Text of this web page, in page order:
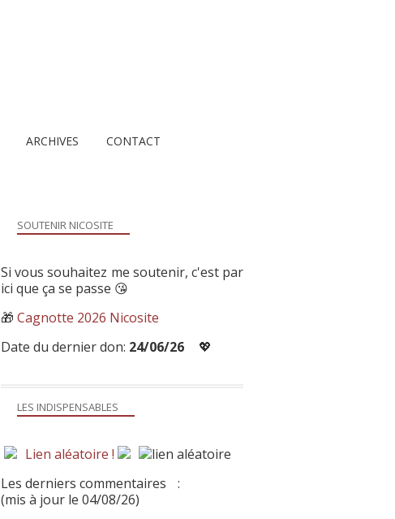
ARCHIVES CONTACT
LES INDISPENSABLES
Lien aléatoire !
Les derniers commentaires
:
(mis à jour le 04/08/26)
SOUTENIR NICOSITE
Si vous souhaitez me soutenir, c'est par
ici que ça se passe 😘
🎁 Cagnotte 2026 Nicosite
Date du dernier don: 24/06/26 💖